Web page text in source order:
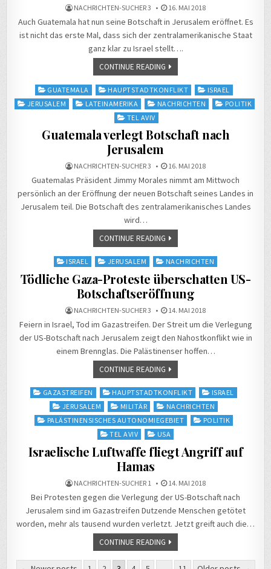
NACHRICHTEN-SUCHER 3 16. MAI 2018
Auch Guatemala hat nun seine Botschaft in Jerusalem eröffnet. Es
ist nicht das erste Mal, dass sich der zentralamerikanische Staat
ganz klar zu Israel stellt….
CONTINUE READING
Posted
in
GUATEMALA HAUPTSTADTKONFLIKT
ISRAEL
JERUSALEM
LATEINAMERIKA NACHRICHTEN
POLITIK
TEL AVIV
Guatemala verlegt Botschaft nach
Jerusalem
NACHRICHTEN-SUCHER 3 16. MAI 2018
Guatemalas Präsident Jimmy Morales nimmt am Mittwoch
persönlich an der Eröffnung der neuen Botschaft seines Landes in
Jerusalem teil. Die Botschaft des zentralamerikanisches Landes
wird…
CONTINUE READING
Posted
in
ISRAEL JERUSALEM NACHRICHTEN
Tödliche Gaza-Proteste überschatten US-
Botschaftseröffnung
NACHRICHTEN-SUCHER 3 14. MAI 2018
Feiern in Israel, Tod im Gazastreifen. Der Streit um die Verlegung
der US-Botschaft nach Jerusalem zeigt den Nahostkonflikt wie in
einem Brennglas. Die Palästinenser hoffen…
CONTINUE READING
Posted
GAZASTREIFEN HAUPTSTADTKONFLIKT
ISRAEL
JERUSALEM
MILITÄR
NACHRICHTEN
PALÄSTINENSISCHES AUTONOMIEGEBIET
POLITIK
TEL AVIV
USA
Israelische Luftwaffe fliegt Angriff auf
Hamas
NACHRICHTEN-SUCHER 1 14. MAI 2018
Bei Protesten gegen die Verlegung der US-Botschaft nach
Jerusalem sind im Gazastreifen Dutzende Menschen getötet
worden, mehr als tausend wurden verletzt. Jetzt greift auch die…
CONTINUE READING